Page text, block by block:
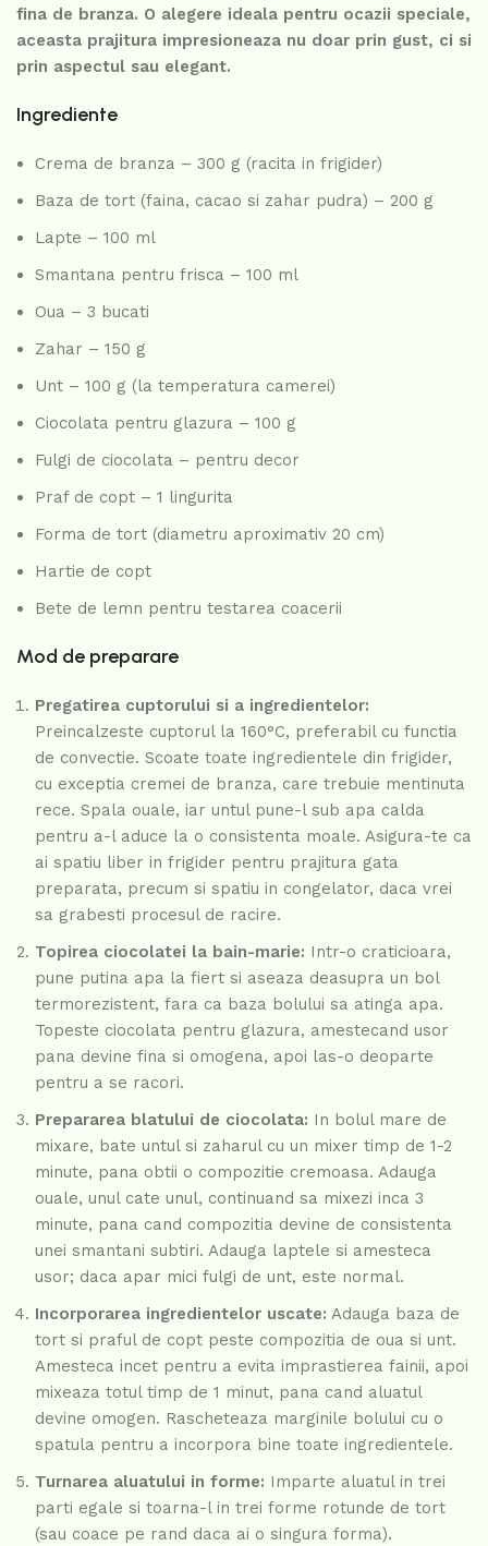
fina de branza. O alegere ideala pentru ocazii speciale,
aceasta prajitura impresioneaza nu doar prin gust, ci si
prin aspectul sau elegant.
Ingrediente
Crema de branza – 300 g (racita in frigider)
Baza de tort (faina, cacao si zahar pudra) – 200 g
Lapte – 100 ml
Smantana pentru frisca – 100 ml
Oua – 3 bucati
Zahar – 150 g
Unt – 100 g (la temperatura camerei)
Ciocolata pentru glazura – 100 g
Fulgi de ciocolata – pentru decor
Praf de copt – 1 lingurita
Forma de tort (diametru aproximativ 20 cm)
Hartie de copt
Bete de lemn pentru testarea coacerii
Mod de preparare
Pregatirea cuptorului si a ingredientelor:
Preincalzeste cuptorul la 160°C, preferabil cu functia
de convectie. Scoate toate ingredientele din frigider,
cu exceptia cremei de branza, care trebuie mentinuta
rece. Spala ouale, iar untul pune-l sub apa calda
pentru a-l aduce la o consistenta moale. Asigura-te ca
ai spatiu liber in frigider pentru prajitura gata
preparata, precum si spatiu in congelator, daca vrei
sa grabesti procesul de racire.
Topirea ciocolatei la bain-marie: Intr-o craticioara,
pune putina apa la fiert si aseaza deasupra un bol
termorezistent, fara ca baza bolului sa atinga apa.
Topeste ciocolata pentru glazura, amestecand usor
pana devine fina si omogena, apoi las-o deoparte
pentru a se racori.
Prepararea blatului de ciocolata: In bolul mare de
mixare, bate untul si zaharul cu un mixer timp de 1-2
minute, pana obtii o compozitie cremoasa. Adauga
ouale, unul cate unul, continuand sa mixezi inca 3
minute, pana cand compozitia devine de consistenta
unei smantani subtiri. Adauga laptele si amesteca
usor; daca apar mici fulgi de unt, este normal.
Incorporarea ingredientelor uscate: Adauga baza de
tort si praful de copt peste compozitia de oua si unt.
Amesteca incet pentru a evita imprastierea fainii, apoi
mixeaza totul timp de 1 minut, pana cand aluatul
devine omogen. Rascheteaza marginile bolului cu o
spatula pentru a incorpora bine toate ingredientele.
Turnarea aluatului in forme: Imparte aluatul in trei
parti egale si toarna-l in trei forme rotunde de tort
(sau coace pe rand daca ai o singura forma).